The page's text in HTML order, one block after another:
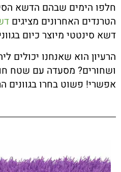
חלפו הימים שבהם הדשא
הטרנדים האחרונים מציגים
דשא סינטטי מיוצר כיום
הרעיון הוא שאנחנו יכולים
ושחורים? מסעדה עם שטח
אפשרי! פשוט בחרו בגוונים